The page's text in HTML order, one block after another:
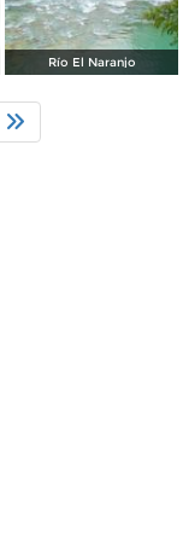
Río El Naranjo